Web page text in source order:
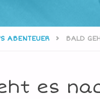
ABENTEUER BALD
es